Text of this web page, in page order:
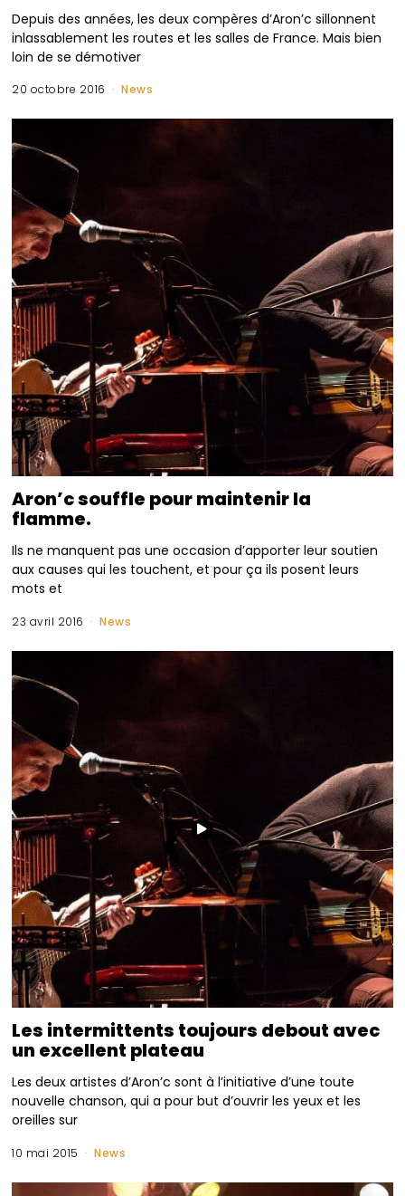
Depuis des années, les deux compères d’Aron’c sillonnent
inlassablement les routes et les salles de France. Mais bien
loin de se démotiver
20 octobre 2016 News
Aron’c souffle pour maintenir la
flamme.
Ils ne manquent pas une occasion d’apporter leur soutien
aux causes qui les touchent, et pour ça ils posent leurs
mots et
23 avril 2016 News
Les intermittents toujours debout avec
un excellent plateau
Les deux artistes d’Aron’c sont à l’initiative d’une toute
nouvelle chanson, qui a pour but d’ouvrir les yeux et les
oreilles sur
10 mai 2015 News